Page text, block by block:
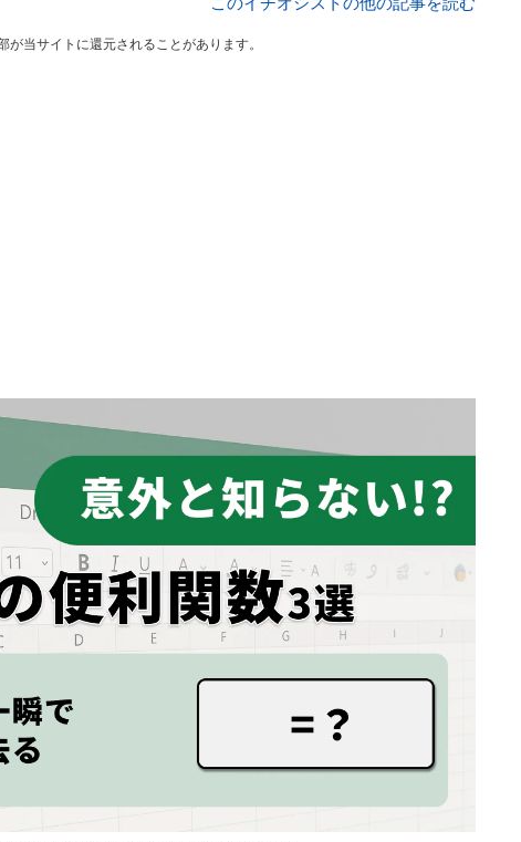
当サイトに還元されることがあります。